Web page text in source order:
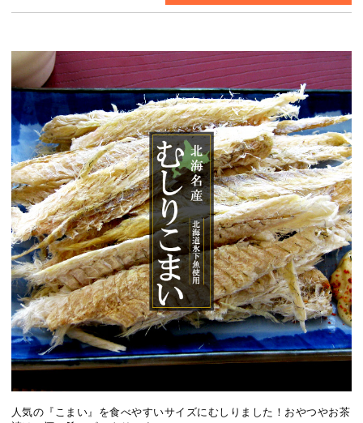
人気の『こまい』を食べやすいサイズにむしりました！おやつやお茶